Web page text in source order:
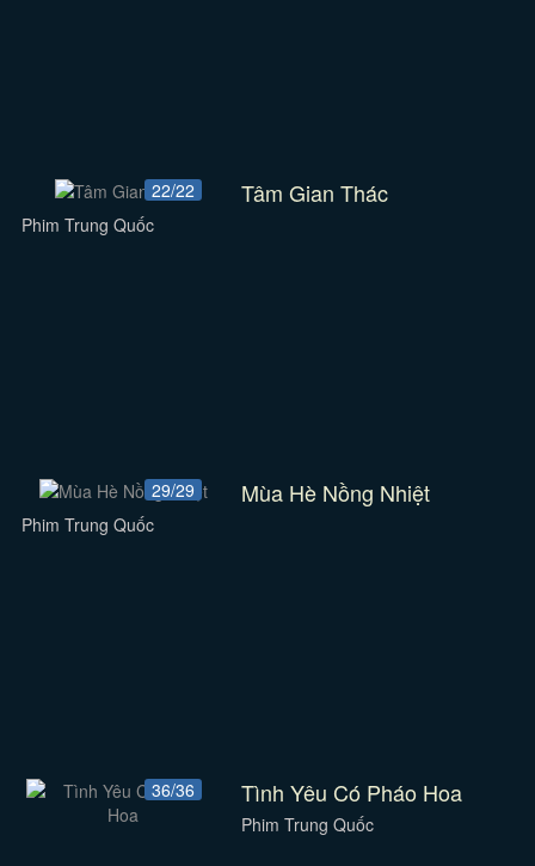
22/22 Tâm Gian Thác
Phim Trung Quốc
29/29 Mùa Hè Nồng Nhiệt
Phim Trung Quốc
36/36 Tình Yêu Có Pháo Hoa
Phim Trung Quốc